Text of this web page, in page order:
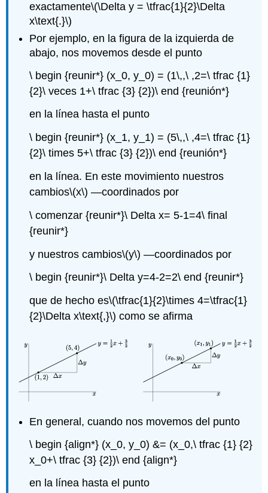
exactamente\(\Delta y = \tfrac{1}{2}\Delta
x\text{.}\)
Por ejemplo, en la figura de la izquierda de
abajo, nos movemos desde el punto
\ begin {reunir*} (x_0, y_0) = (1\,,\ ,2=\ tfrac {1}
{2}\ veces 1+\ tfrac {3} {2})\ end {reunión*}
en la línea hasta el punto
\ begin {reunir*} (x_1, y_1) = (5\,,\ ,4=\ tfrac {1}
{2}\ times 5+\ tfrac {3} {2})\ end {reunión*}
en la línea. En este movimiento nuestros
cambios\(x\) —coordinados por
\ comenzar {reunir*}\ Delta x= 5-1=4\ final
{reunir*}
y nuestros cambios\(y\) —coordinados por
\ begin {reunir*}\ Delta y=4-2=2\ end {reunir*}
que de hecho es\(\tfrac{1}{2}\times 4=\tfrac{1}
{2}\Delta x\text{,}\) como se afirma
En general, cuando nos movemos del punto
\ begin {align*} (x_0, y_0) &= (x_0,\ tfrac {1} {2}
x_0+\ tfrac {3} {2})\ end {align*}
en la línea hasta el punto